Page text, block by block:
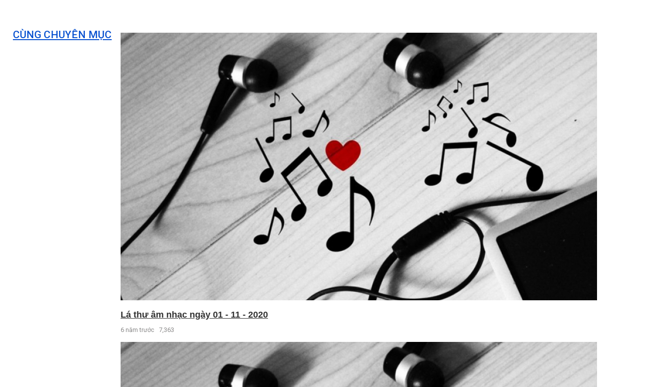
CÙNG CHUYÊN MỤC
Lá thư âm nhạc ngày 01 - 11 - 2020
6 năm trước 7,363